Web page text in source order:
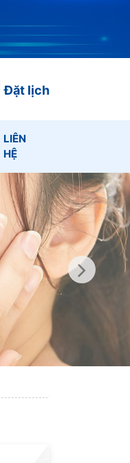
Đặt lịch
LIÊN
HỆ